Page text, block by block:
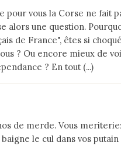
pour vous la Corse ne fait
alors une question.
de France", êtes si
? Ou encore mieux de
? En tout (...)
de merde. Vous
le cul dans vos